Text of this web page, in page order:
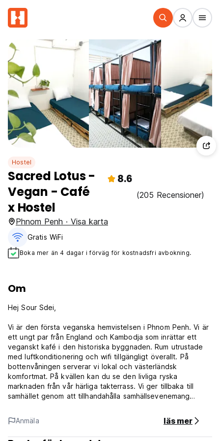
Hostel
Sacred Lotus -
Vegan - Café
x Hostel
8.6
(205 Recensioner)
Phnom Penh · Visa karta
Gratis WiFi
Boka mer än 4 dagar i förväg för kostnadsfri avbokning.
Om
Hej Sour Sdei,
Vi är den första veganska hemvistelsen i Phnom Penh. Vi är
ett ungt par från England och Kambodja som inrättar ett
veganskt kafé i den historiska byggnaden. Rum utrustade
med luftkonditionering och wifi tillgängligt överallt. På
bottenvåningen serverar vi lokal och västerländsk
komfortmat. På kvällen kan du se den livliga ryska
marknaden från vår härliga takterrass. Vi ger tillbaka till
samhället genom att tillhandahålla samhällsevenemang
underprivilegierade lokala barn.
Vi ser fram emot att se dig hos oss!
Anmäla läs mer